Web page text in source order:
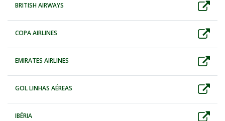
BRITISH AIRWAYS
COPA AIRLINES
EMIRATES AIRLINES
GOL LINHAS AÉREAS
IBÉRIA